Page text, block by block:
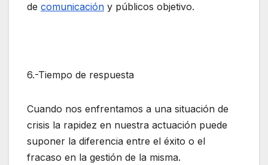
de comunicación y públicos objetivo.
6.-Tiempo de respuesta
Cuando nos enfrentamos a una situación de
crisis la rapidez en nuestra actuación puede
suponer la diferencia entre el éxito o el
fracaso en la gestión de la misma.